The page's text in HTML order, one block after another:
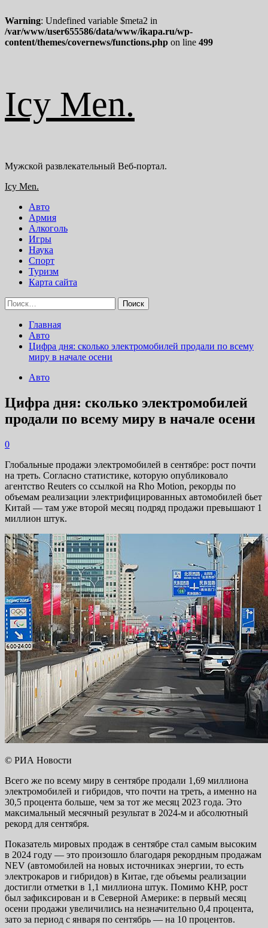
Warning: Undefined variable $meta2 in
/var/www/user655586/data/www/ikapa.ru/wp-
content/themes/covernews/functions.php on line 499
содержимому
Icy Men.
Мужской развлекательный Веб-портал.
Основное
Icy Men.
Авто
Армия
Алкоголь
Игры
Наука
Спорт
Туризм
Карта сайта
Найти:
Главная
Авто
Цифра дня: сколько электромобилей продали по всему
миру в начале осени
Авто
Цифра дня: сколько электромобилей
продали по всему миру в начале осени
0
Глобальные продажи электромобилей в сентябре: рост почти
на треть. Согласно статистике, которую опубликовало
агентство Reuters со ссылкой на Rho Motion, рекорды по
объемам реализации электрифицированных автомобилей бьет
Китай — там уже второй месяц подряд продажи превышают 1
миллион штук.
© РИА Новости
Всего же по всему миру в сентябре продали 1,69 миллиона
электромобилей и гибридов, что почти на треть, а именно на
30,5 процента больше, чем за тот же месяц 2023 года. Это
максимальный месячный результат в 2024-м и абсолютный
рекорд для сентября.
Показатель мировых продаж в сентябре стал самым высоким
в 2024 году — это произошло благодаря рекордным продажам
NEV (автомобилей на новых источниках энергии, то есть
электрокаров и гибридов) в Китае, где объемы реализации
достигли отметки в 1,1 миллиона штук. Помимо КНР, рост
был зафиксирован и в Северной Америке: в первый месяц
осени продажи увеличились на незначительно 0,4 процента,
зато за период с января по сентябрь — на 10 процентов.